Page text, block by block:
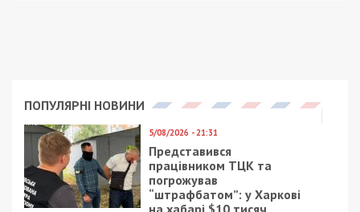
ПОПУЛЯРНІ НОВИНИ
5/08/2026 - 21:31
Представився
працівником ТЦК та
погрожував
“штрафбатом”: у Харкові
на хабарі $10 тисяч